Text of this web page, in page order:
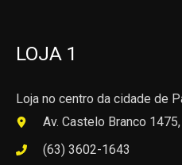
LOJA 1
Loja no centro da cidade de
Av. Castelo Branco
(63) 3602-1643